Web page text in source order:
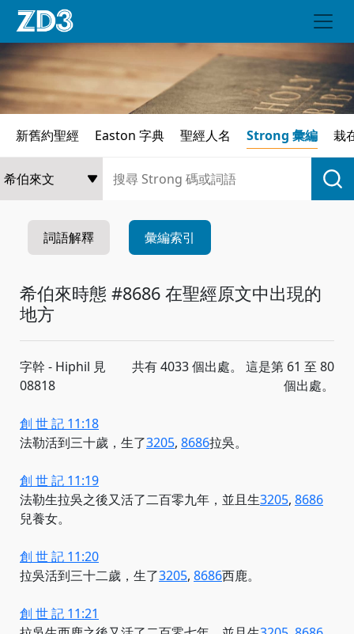
新舊約聖經 Easton 字典 聖經人名 Strong 彙編 栽
詞語解釋 彙編索引
希伯來時態 #8686 在聖經原文中出現的
地方
字幹 - Hiphil 見
08818
共有 4033 個出處。 這是第 61 至 80
個出處。
創 世 記 11:18
法勒活到三十歲， 生了3205, 8686拉吳。
創 世 記 11:19
法勒生拉吳之後又活了二百零九年， 並且生3205, 8686
兒養女。
創 世 記 11:20
拉吳活到三十二歲， 生了3205, 8686西鹿。
創 世 記 11:21